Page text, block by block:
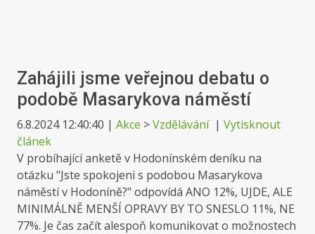
Zahájili jsme veřejnou debatu o
podobě Masarykova náměstí
6.8.2024 12:40:40 | Akce >Vzdělávání| Vytisknout
článek
V probíhající anketě v Hodonínském deníku na
otázku "Jste spokojeni s podobou Masarykova
náměstí v Hodoníně?" odpovídá ANO 12%, UJDE, ALE
MINIMÁLNĚ MENŠÍ OPRAVY BY TO SNESLO 11%, NE
77%. Je čas začít alespoň komunikovat o možnostech